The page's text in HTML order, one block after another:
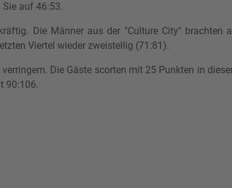
auf 46:53.
Die Männer aus der "Culture City" brachten
Viertel wieder zweistellig (71:81).
Die Gäste scorten mit 25 Punkten in
90:106.